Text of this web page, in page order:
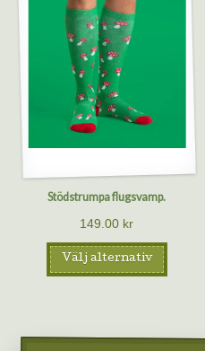
Stödstrumpa flugsvamp.
149.00 kr
Välj alternativ